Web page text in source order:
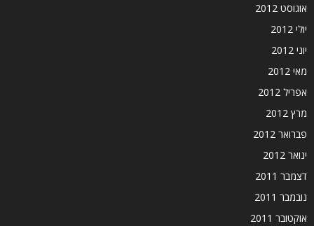
אוגוסט 2012
יולי 2012
יוני 2012
מאי 2012
אפריל 2012
מרץ 2012
פברואר 2012
ינואר 2012
דצמבר 2011
נובמבר 2011
אוקטובר 2011